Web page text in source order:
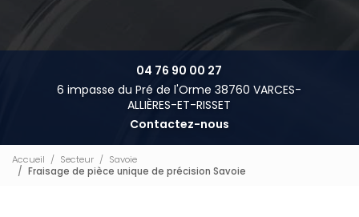
04 76 90 00 27
6 impasse du Pré de l'Orme 38760 VARCES-
ALLIÈRES-ET-RISSET
Contactez-nous
Accueil Secteur
Savoie
Fraisage de pièce unique de précision Savoie